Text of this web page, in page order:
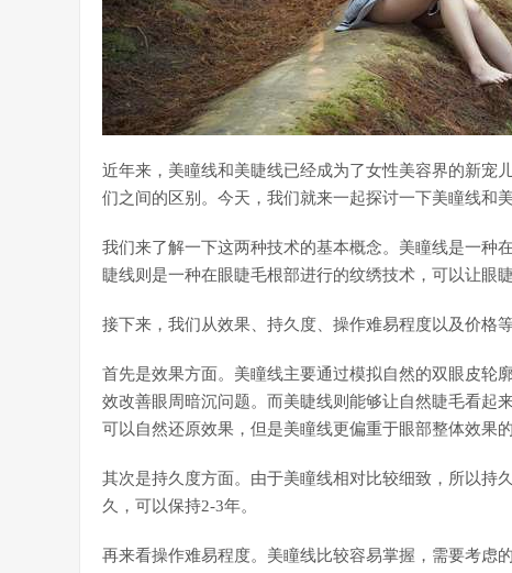
近年来，美瞳线和美睫线已经成为了女性美容界的新宠
们之间的区别。今天，我们就来一起探讨一下美瞳线和
我们来了解一下这两种技术的基本概念。美瞳线是一种
睫线则是一种在眼睫毛根部进行的纹绣技术，可以让眼
接下来，我们从效果、持久度、操作难易程度以及价格
首先是效果方面。美瞳线主要通过模拟自然的双眼皮轮
效改善眼周暗沉问题。而美睫线则能够让自然睫毛看起
可以自然还原效果，但是美瞳线更偏重于眼部整体效果
其次是持久度方面。由于美瞳线相对比较细致，所以持
久，可以保持2-3年。
再来看操作难易程度。美瞳线比较容易掌握，需要考虑